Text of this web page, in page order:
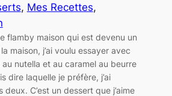
, Mes Recettes
flamby maison qui est devenu un
maison, j’ai voulu essayer avec
au nutella et au caramel au beurre
dire laquelle je préfère, j’ai
deux. C’est un dessert que j’aime